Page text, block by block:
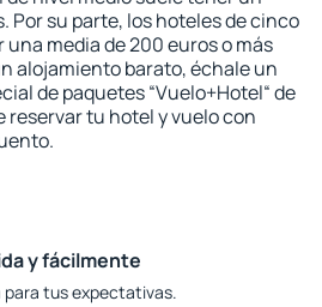
Por su parte, los hoteles de cinco
media de 200 euros o más
alojamiento barato, échale un
de paquetes “Vuelo+Hotel“ de
reservar tu hotel y vuelo con
y fácilmente
para tus expectativas.